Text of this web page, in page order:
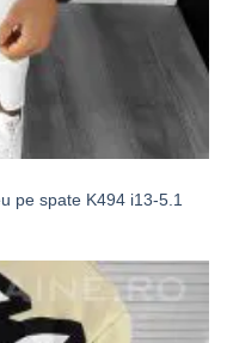
pe spate K494 i13-5.1